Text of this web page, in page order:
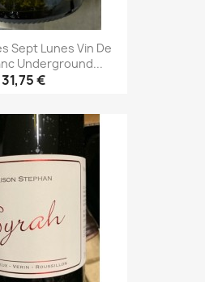
Sept Lunes Vin De
Underground...
31,75 €